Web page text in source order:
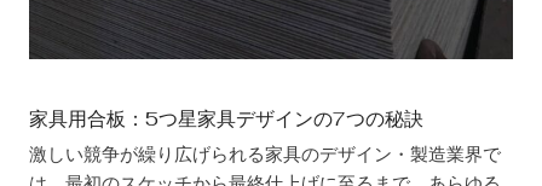
家具用合板：5つ星家具デザインの7つの秘訣
激しい競争が繰り広げられる家具のデザイン・製造業界で